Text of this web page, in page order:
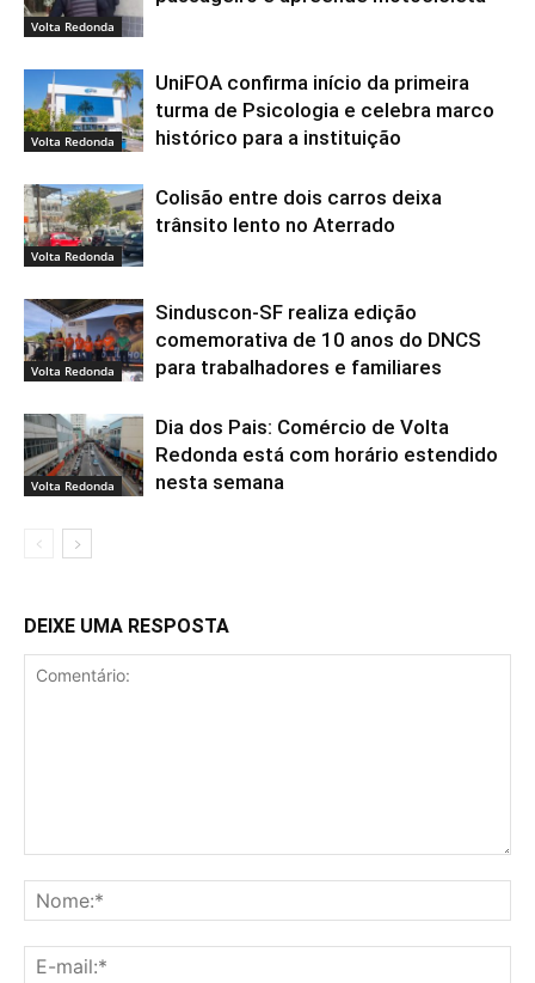
Volta Redonda
Volta Redonda
UniFOA confirma início da primeira
turma de Psicologia e celebra marco
histórico para a instituição
Volta Redonda
Colisão entre dois carros deixa
trânsito lento no Aterrado
Volta Redonda
Sinduscon-SF realiza edição
comemorativa de 10 anos do DNCS
para trabalhadores e familiares
Volta Redonda
Dia dos Pais: Comércio de Volta
Redonda está com horário estendido
nesta semana
DEIXE UMA RESPOSTA